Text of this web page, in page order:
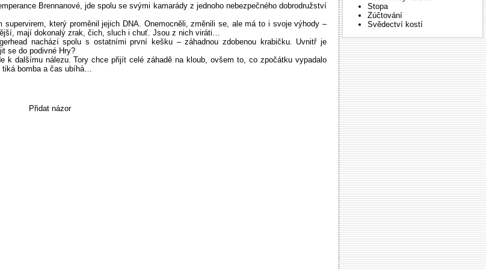
Brennanové, jde spolu se svými kamarády z jednoho nebezpečného dobrodružství
který proměnil jejich DNA. Onemocněli, změnili se, ale má to i svoje výhody –
mají dokonalý zrak, čich, sluch i chuť. Jsou z nich viráti…
nachází spolu s ostatními první kešku – záhadnou zdobenou krabičku. Uvnitř je
se do podivné Hry?
k dalšímu nálezu. Tory chce přijít celé záhadě na kloub, ovšem to, co zpočátku vypadalo
tiká bomba a čas ubíhá…
Přidat názor
Stopa
Zúčtování
Svědectví kostí